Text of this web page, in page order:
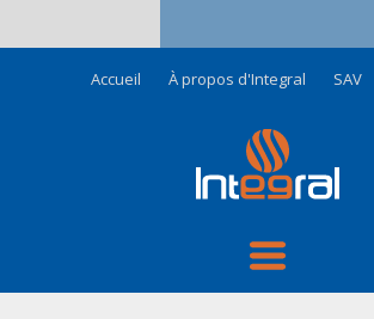
Accueil À propos d'Integral SAV